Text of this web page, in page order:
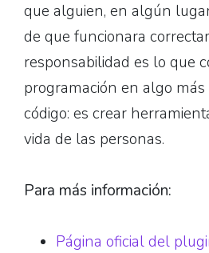
que alguien, en algún
de que funcionara
responsabilidad es lo que
programación en algo más
código: es crear
vida de las personas.
Para más información:
Página oficial del